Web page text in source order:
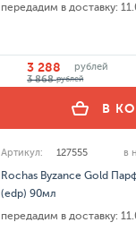
передадим в доставку:
3 288
рублей
3 868рублей
В
Артикул: 127555 в
Rochas Byzance Gold
(edp) 90мл
передадим в доставку: